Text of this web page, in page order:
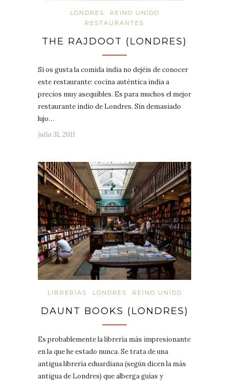
LONDRES
REINO UNIDO
RESTAURANTES
THE RAJDOOT (LONDRES)
Si os gusta la comida india no dejéis de conocer
este restaurante: cocina auténtica india a
precios muy asequibles. Es para muchos el mejor
restaurante indio de Londres. Sin demasiado
lujo…
julio 31, 2011
LIBRERÍAS LONDRES REINO UNIDO
DAUNT BOOKS (LONDRES)
Es probablemente la librería más impresionante
en la que he estado nunca. Se trata de una
antigua librería eduardiana (según dicen la más
antigua de Londres) que alberga guías y